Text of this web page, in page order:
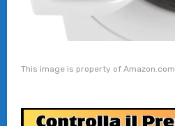
This image is property of Amazon.com.